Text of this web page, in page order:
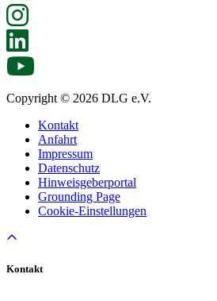
Copyright © 2026 DLG e.V.
Kontakt
Anfahrt
Impressum
Datenschutz
Hinweisgeberportal
Grounding Page
Cookie-Einstellungen
Kontakt